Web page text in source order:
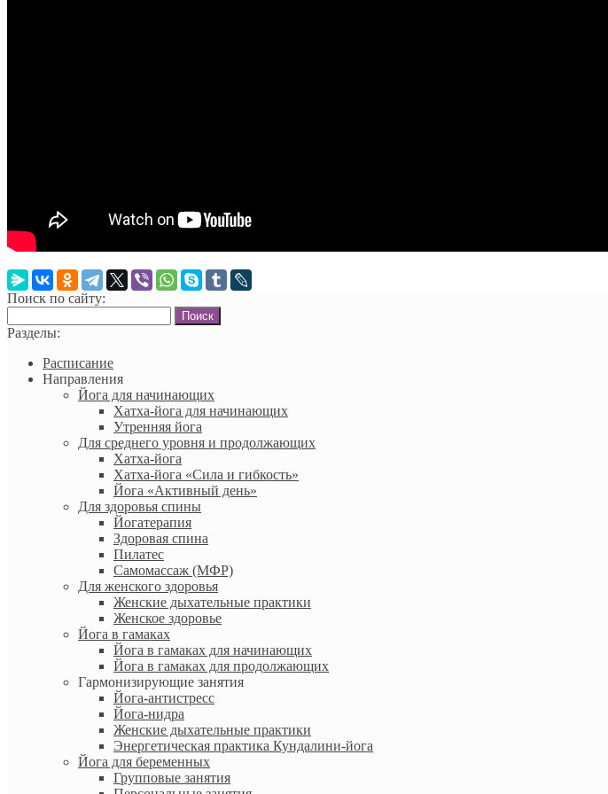
Поиск по сайту:
Разделы:
Расписание
Направления
Йога для начинающих
Хатха-йога для начинающих
Утренняя йога
Для среднего уровня и продолжающих
Хатха-йога
Хатха-йога «Сила и гибкость»
Йога «Активный день»
Для здоровья спины
Йогатерапия
Здоровая спина
Пилатес
Самомассаж (МФР)
Для женского здоровья
Женские дыхательные практики
Женское здоровье
Йога в гамаках
Йога в гамаках для начинающих
Йога в гамаках для продолжающих
Гармонизирующие занятия
Йога-антистресс
Йога-нидра
Женские дыхательные практики
Энергетическая практика Кундалини-йога
Йога для беременных
Групповые занятия